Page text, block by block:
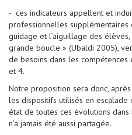
- ces indicateurs appellent et
professionnelles supplémentaires
guidage et l’aiguillage des
grande boucle » (Ubaldi 2005),
de besoins dans les compétences
et 4.
Notre proposition sera donc,
les dispositifs utilisés en
état de toutes ces évolutions dans
n’a jamais été aussi partagée.